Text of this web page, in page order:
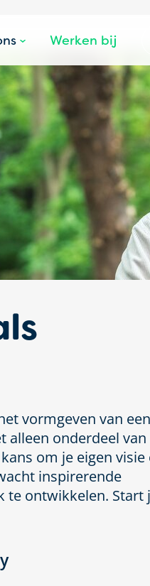
Werken bij
vormgeven van een
alleen onderdeel van
om je eigen visie
inspirerende
te ontwikkelen. Start